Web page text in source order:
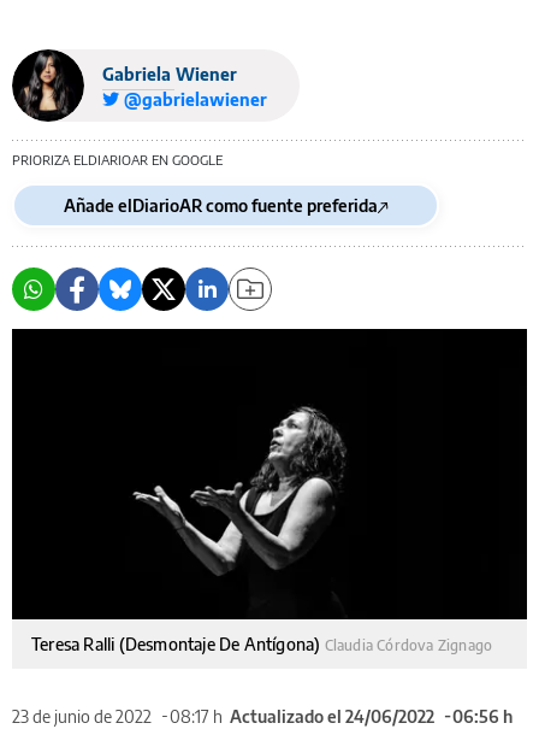
Gabriela Wiener
@gabrielawiener
PRIORIZA ELDIARIOAR EN GOOGLE
Añade elDiarioAR como fuente preferida
Teresa Ralli (Desmontaje De Antígona) Claudia Córdova Zignago
23 de junio de 2022 08:17 h Actualizado el 24/06/2022
06:56 h